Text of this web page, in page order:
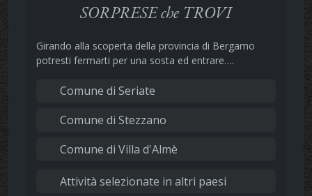
SORPRESE che TROVI
Girando alla scoperta della provincia di Bergamo
potresti fermarti per una sosta ed entrare….
Comune di Seriate
Comune di Stezzano
Comune di Villa d'Almè
Attività selezionate in altri paesi